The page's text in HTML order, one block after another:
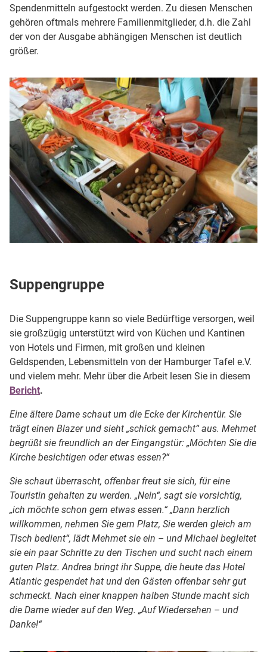
Spendenmitteln aufgestockt werden. Zu diesen Menschen
gehören oftmals mehrere Familienmitglieder, d.h. die Zahl
der von der Ausgabe abhängigen Menschen ist deutlich
größer.
Suppengruppe
Die Suppengruppe kann so viele Bedürftige versorgen, weil
sie großzügig unterstützt wird von Küchen und Kantinen
von Hotels und Firmen, mit großen und kleinen
Geldspenden, Lebensmitteln von der Hamburger Tafel e.V.
und vielem mehr. Mehr über die Arbeit lesen Sie in diesem
Bericht.
Eine ältere Dame schaut um die Ecke der Kirchentür. Sie
trägt einen Blazer und sieht „schick gemacht“ aus. Mehmet
begrüßt sie freundlich an der Eingangstür: „Möchten Sie die
Kirche besichtigen oder etwas essen?“
Sie schaut überrascht, offenbar freut sie sich, für eine
Touristin gehalten zu werden. „Nein“, sagt sie vorsichtig,
„ich möchte schon gern etwas essen.“ „Dann herzlich
willkommen, nehmen Sie gern Platz, Sie werden gleich am
Tisch bedient“, lädt Mehmet sie ein – und Michael begleitet
sie ein paar Schritte zu den Tischen und sucht nach einem
guten Platz. Andrea bringt ihr Suppe, die heute das Hotel
Atlantic gespendet hat und den Gästen offenbar sehr gut
schmeckt. Nach einer knappen halben Stunde macht sich
die Dame wieder auf den Weg. „Auf Wiedersehen – und
Danke!“